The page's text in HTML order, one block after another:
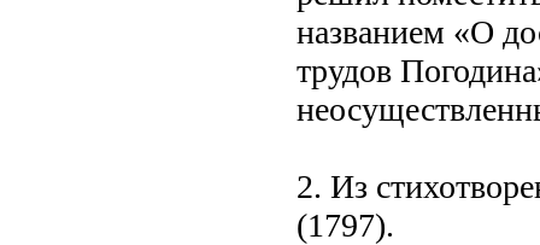
названием «О
трудов
2. Из
(1797).